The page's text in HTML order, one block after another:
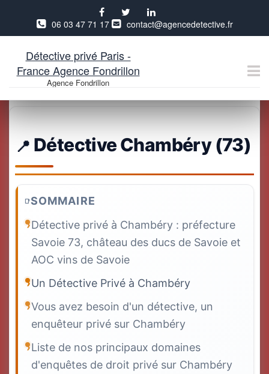
Aller
contenu
06 03 47 71 17 contact@agencedetective.fr
Détective privé Paris -
France Agence Fondrillon
Agence Fondrillon
Détective Chambéry (73)
SOMMAIRE
Détective privé à Chambéry : préfecture
Savoie 73, château des ducs de Savoie et
AOC vins de Savoie
Un Détective Privé à Chambéry
Vous avez besoin d'un détective, un
enquêteur privé sur Chambéry
Liste de nos principaux domaines
d'enquêtes de droit privé sur Chambéry